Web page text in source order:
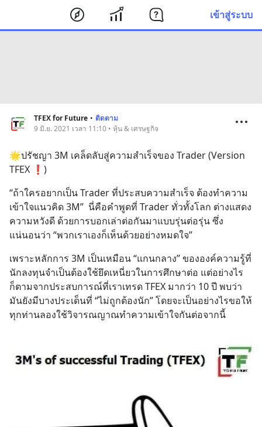
เข้าสู่ระบบ
TFEX for Future • ติดตาม
9 มิ.ย. 2021 เวลา 11:10 • หุ้น & เศรษฐกิจ
🌟ปรัชญา 3M เคล็ดลับสู่ความสำเร็จของ Trader (Version
TFEX ❗️)
“ถ้าใครอยากเป็น Trader ที่ประสบความสำเร็จ ต้องทำความ
เข้าใจแนวคิด 3M”  นี่คือคำพูดที่ Trader ทั่วทั้งโลก ต่างแสดง
ความหวังดี ด้วยการบอกเล่าต่อกันมาแบบรุ่นต่อรุ่น ซึ่ง
แน่นอนว่า “พวกเราเองก็เห็นด้วยอย่างหมดใจ”
เพราะหลักการ 3M เป็นเหมือน “แกนกลาง” ขององค์ความรู้ที่
นักลงทุนจำเป็นต้องใช้ยึดเหนี่ยวในการศึกษาต่อ แต่อย่างไร
ก็ตามจากประสบการณ์ที่เราเทรด TFEX มากว่า 10 ปี พบว่า
มันยังมีบางประเด็นที่ “ไม่ถูกต้องนัก” โดยจะเป็นอย่างไรขอให้
ทุกท่านลองใช้วิจารณญาณทำความเข้าใจกันต่อจากนี้